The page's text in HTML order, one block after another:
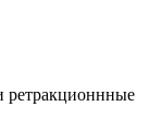
ретракционнные